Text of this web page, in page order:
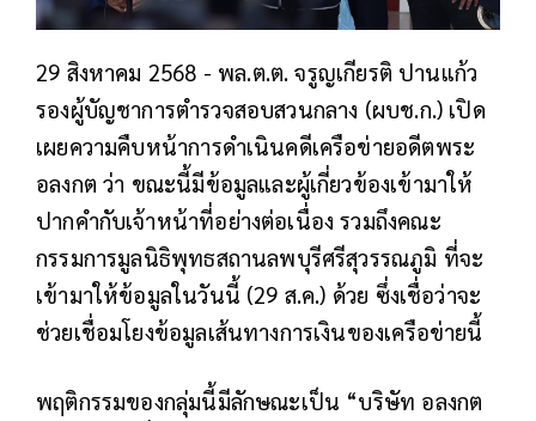
29 สิงหาคม 2568 - พล.ต.ต. จรูญเกียรติ ปานแก้ว
รองผู้บัญชาการตำรวจสอบสวนกลาง (ผบช.ก.) เปิด
เผยความคืบหน้าการดำเนินคดีเครือข่ายอดีตพระ
อลงกต ว่า ขณะนี้มีข้อมูลและผู้เกี่ยวข้องเข้ามาให้
ปากคำกับเจ้าหน้าที่อย่างต่อเนื่อง รวมถึงคณะ
กรรมการมูลนิธิพุทธสถานลพบุรีศรีสุวรรณภูมิ ที่จะ
เข้ามาให้ข้อมูลในวันนี้ (29 ส.ค.) ด้วย ซึ่งเชื่อว่าจะ
ช่วยเชื่อมโยงข้อมูลเส้นทางการเงินของเครือข่ายนี้
พฤติกรรมของกลุ่มนี้มีลักษณะเป็น “บริษัท อลงกต